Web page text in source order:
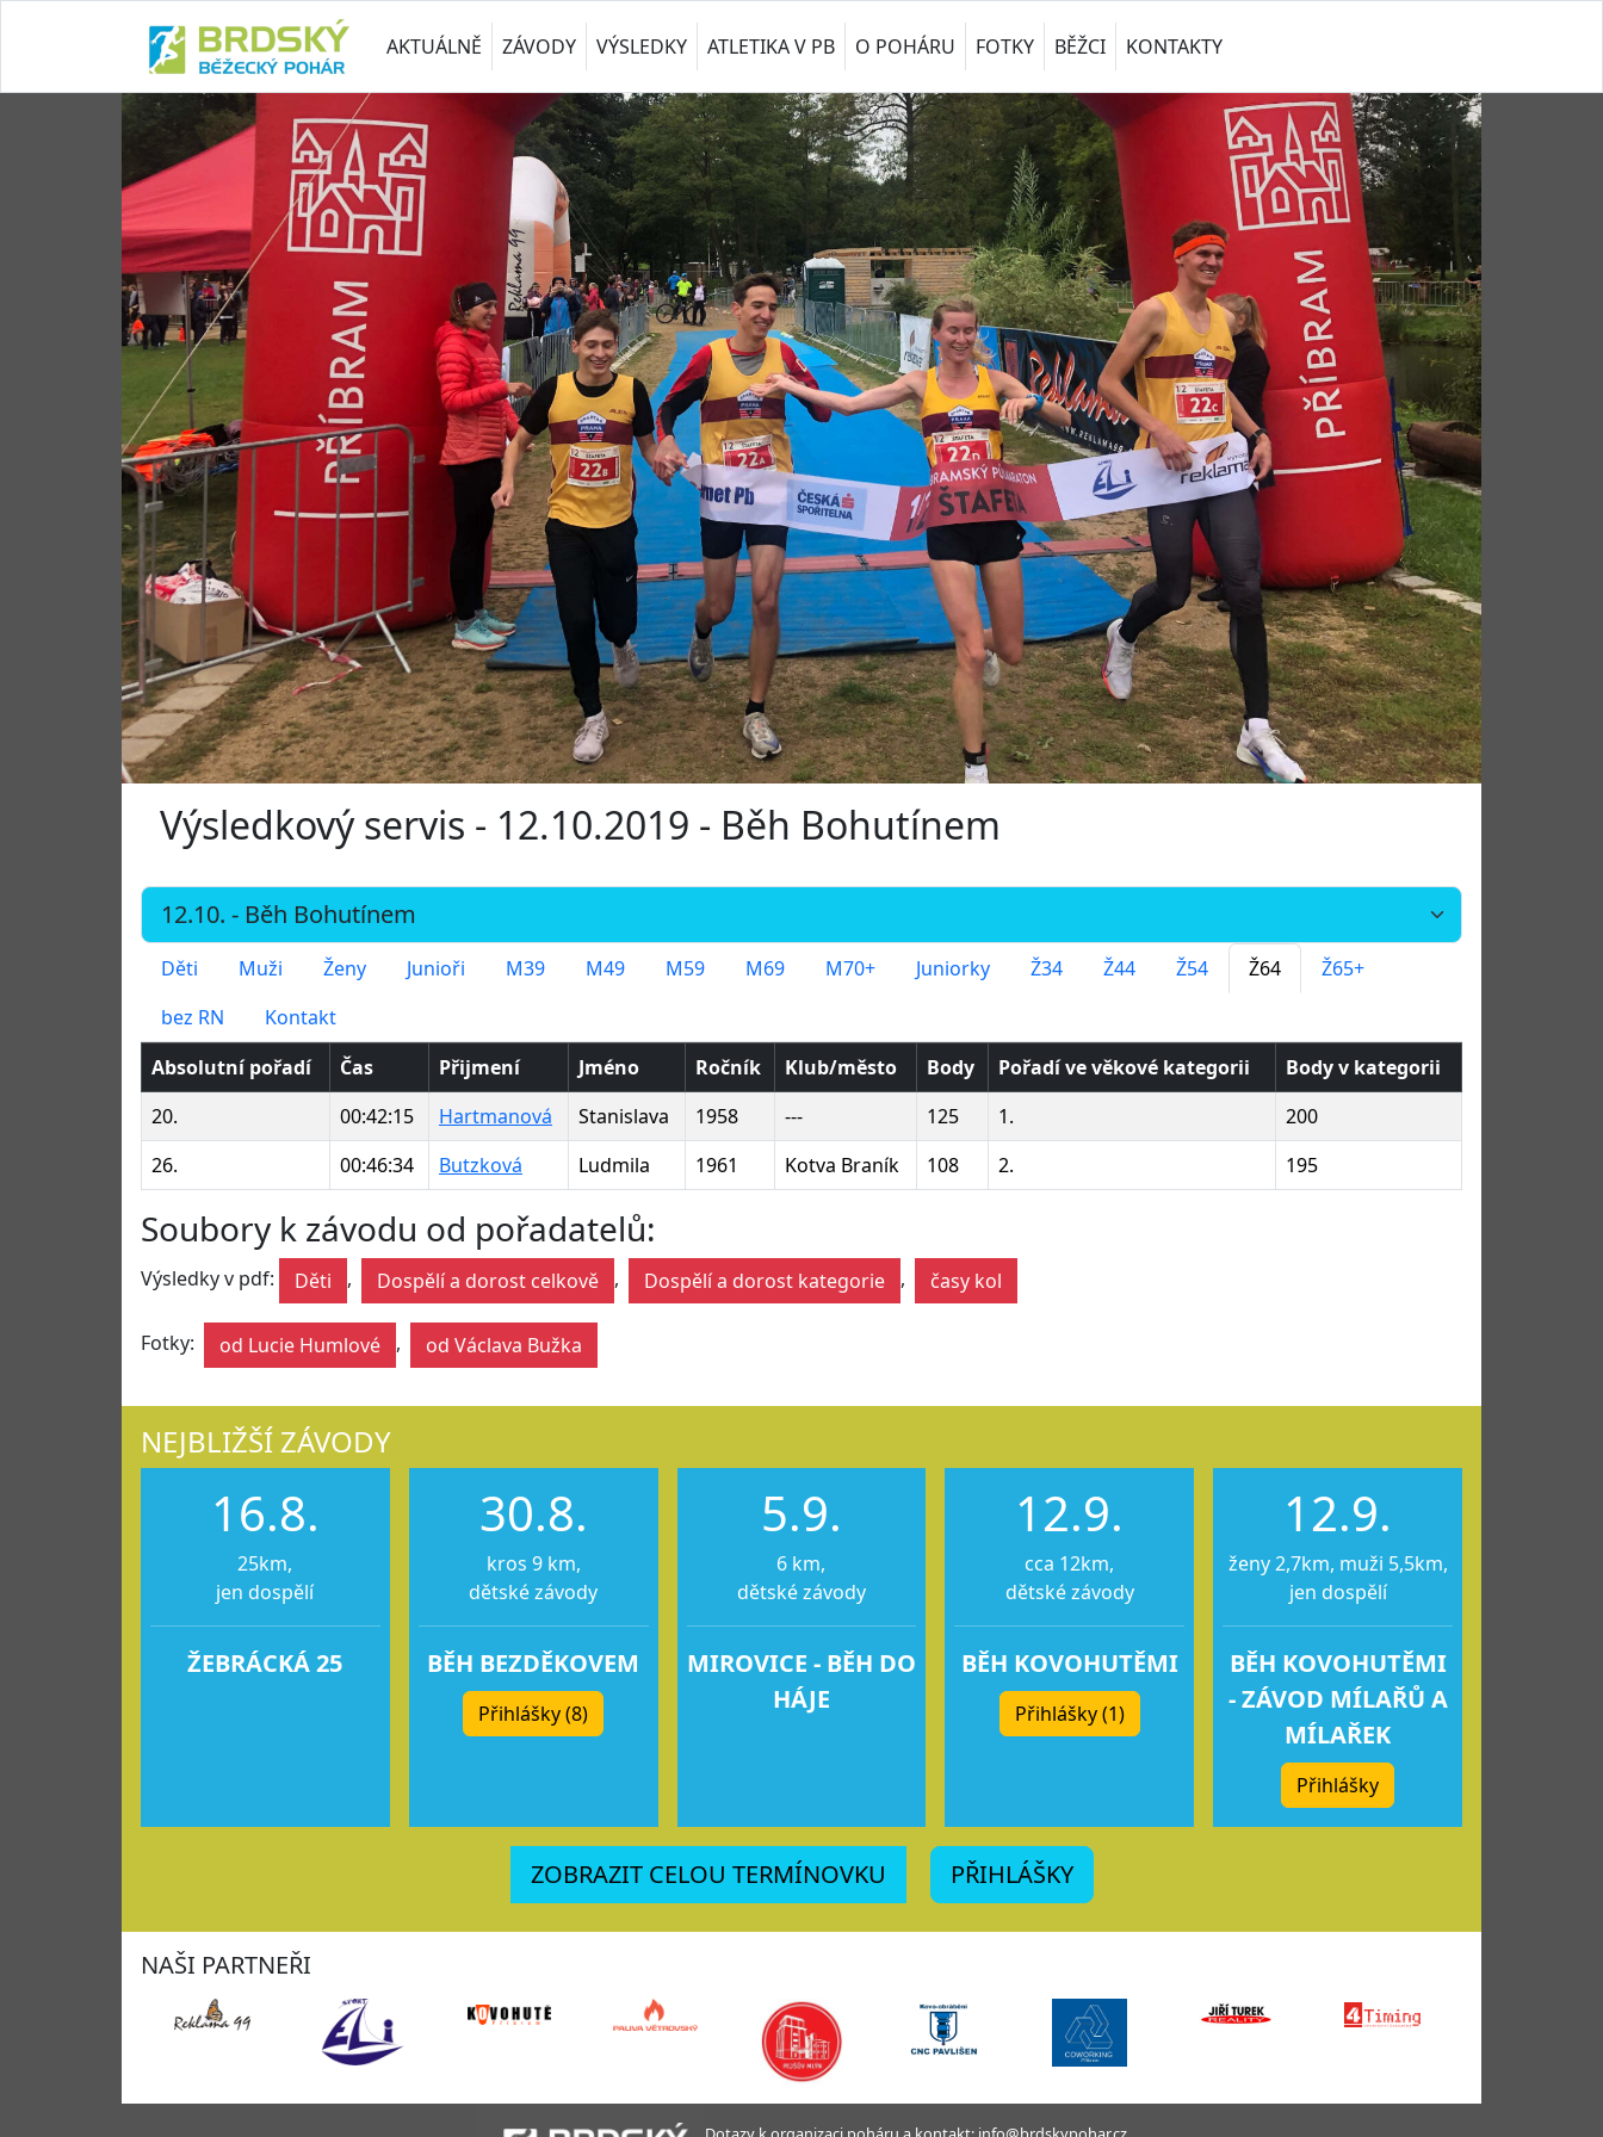
AKTUÁLNĚ ZÁVODY VÝSLEDKY ATLETIKA V PB O POHÁRU FOTKY BĚŽCI KONTAKTY
Výsledkový servis - 12.10.2019 - Běh Bohutínem
Děti Muži Ženy Junioři M39 M49 M59 M69 M70+ Juniorky Ž34 Ž44 Ž54 Ž64
Ž65+
bez RN
Kontakt
Absolutní pořadí
Čas Přijmení Jméno Ročník Klub/město Body Pořadí ve věkové kategorii
Body v kategorii
20.
00:42:15 Hartmanová Stanislava 1958 --- 125 1.
200
26.
00:46:34 Butzková Ludmila 1961 Kotva Braník 108 2. 195
Soubory k závodu od pořadatelů:
Výsledky v pdf: Děti , Dospělí a dorost celkově , Dospělí a dorost kategorie , časy kol
Fotky: od Lucie Humlové , od Václava Bužka
NEJBLIŽŠÍ ZÁVODY
16.8.
25km,
jen dospělí
ŽEBRÁCKÁ 25
30.8.
kros 9 km,
dětské závody
BĚH BEZDĚKOVEM
Přihlášky (8)
5.9.
6 km,
dětské závody
MIROVICE - BĚH DO
HÁJE
12.9.
cca 12km,
dětské závody
BĚH KOVOHUTĚMI
Přihlášky (1)
12.9.
ženy 2,7km, muži 5,5km,
jen dospělí
BĚH KOVOHUTĚMI
- ZÁVOD MÍLAŘŮ A
MÍLAŘEK
Přihlášky
ZOBRAZIT CELOU TERMÍNOVKU PŘIHLÁŠKY
NAŠI PARTNEŘI